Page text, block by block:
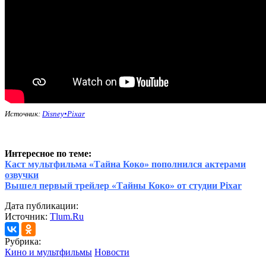
Источник: Disney•Pixar
Интересное по теме:
Каст мультфильма «Тайна Коко» пополнился актерами
озвучки
Вышел первый трейлер «Тайны Коко» от студии Pixar
Дата публикации:
Источник: Tlum.Ru
Рубрика:
Кино и мультфильмы Новости